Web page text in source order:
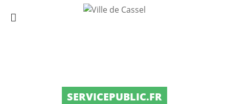
SERVICEPUBLIC.FR